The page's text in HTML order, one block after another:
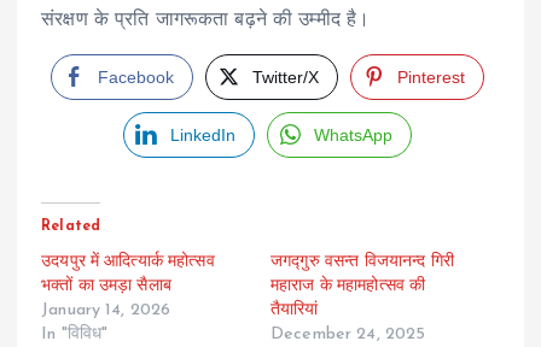
संरक्षण के प्रति जागरूकता बढ़ने की उम्मीद है।
Facebook Twitter/X Pinterest
LinkedIn WhatsApp
Related
उदयपुर में आदित्यार्क महोत्सव
भक्तों का उमड़ा सैलाब
January 14, 2026
In "विविध"
जगद्गुरु वसन्त विजयानन्द गिरी
महाराज के महामहोत्सव की
तैयारियां
December 24, 2025